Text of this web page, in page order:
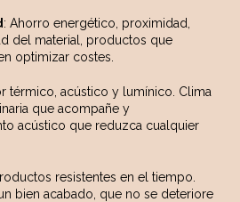
: Ahorro energético, proximidad,
del material, productos que
optimizar costes.
térmico, acústico y lumínico. Clima
que acompañe y
acústico que reduzca cualquier
resistentes en el tiempo.
bien acabado, que no se deteriore